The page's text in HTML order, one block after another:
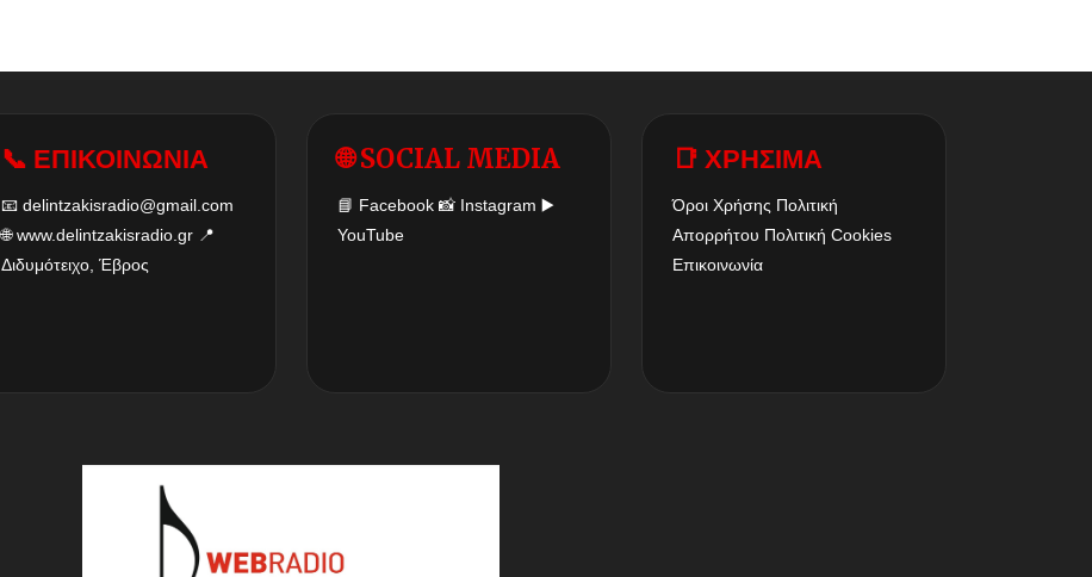
📞 ΕΠΙΚΟΙΝΩΝΙΑ
📧delintzakisradio@gmail.com
🌐www.delintzakisradio.gr 📍
Διδυμότειχο, Έβρος
🌐 SOCIAL MEDIA
📘 Facebook📸 Instagram ▶️
YouTube
📑 ΧΡΗΣΙΜΑ
Όροι Χρήσης Πολιτική
Απορρήτου Πολιτική Cookies
Επικοινωνία